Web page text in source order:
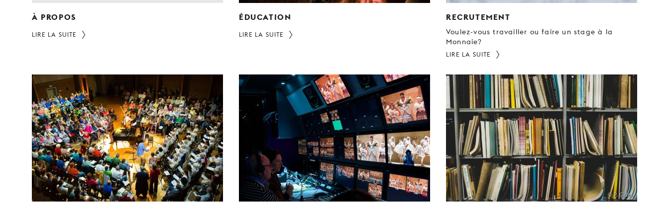
À PROPOS
LIRE LA SUITE
ÉDUCATION
LIRE LA SUITE
RECRUTEMENT
Voulez-vous travailler ou faire un stage à la
Monnaie?
LIRE LA SUITE
© P. Claes